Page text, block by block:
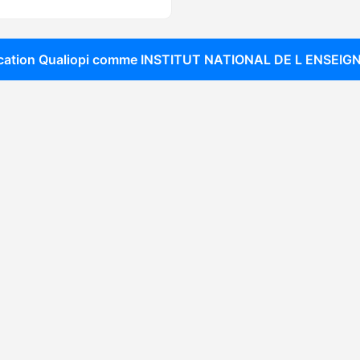
Qualiopi comme INSTITUT NATIONAL DE L